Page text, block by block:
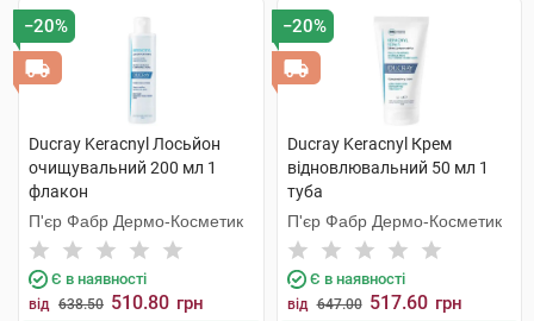
−20%
Ducray Keracnyl Лосьйон
очищувальний 200 мл 1
флакон
П'єр Фабр Дермо-Косметик
Є в наявності
від 638.50 510.80 грн
−20%
Ducray Keracnyl Крем
відновлювальний 50 мл 1
туба
П'єр Фабр Дермо-Косметик
Є в наявності
від 647.00 517.60 грн